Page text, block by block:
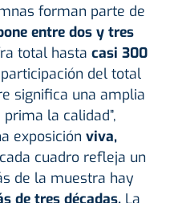
forman parte de
entre dos y tres
total hasta casi 300
del total
significa una amplia
la calidad”,
exposición viva,
cuadro refleja un
de la muestra hay
de tres décadas. La